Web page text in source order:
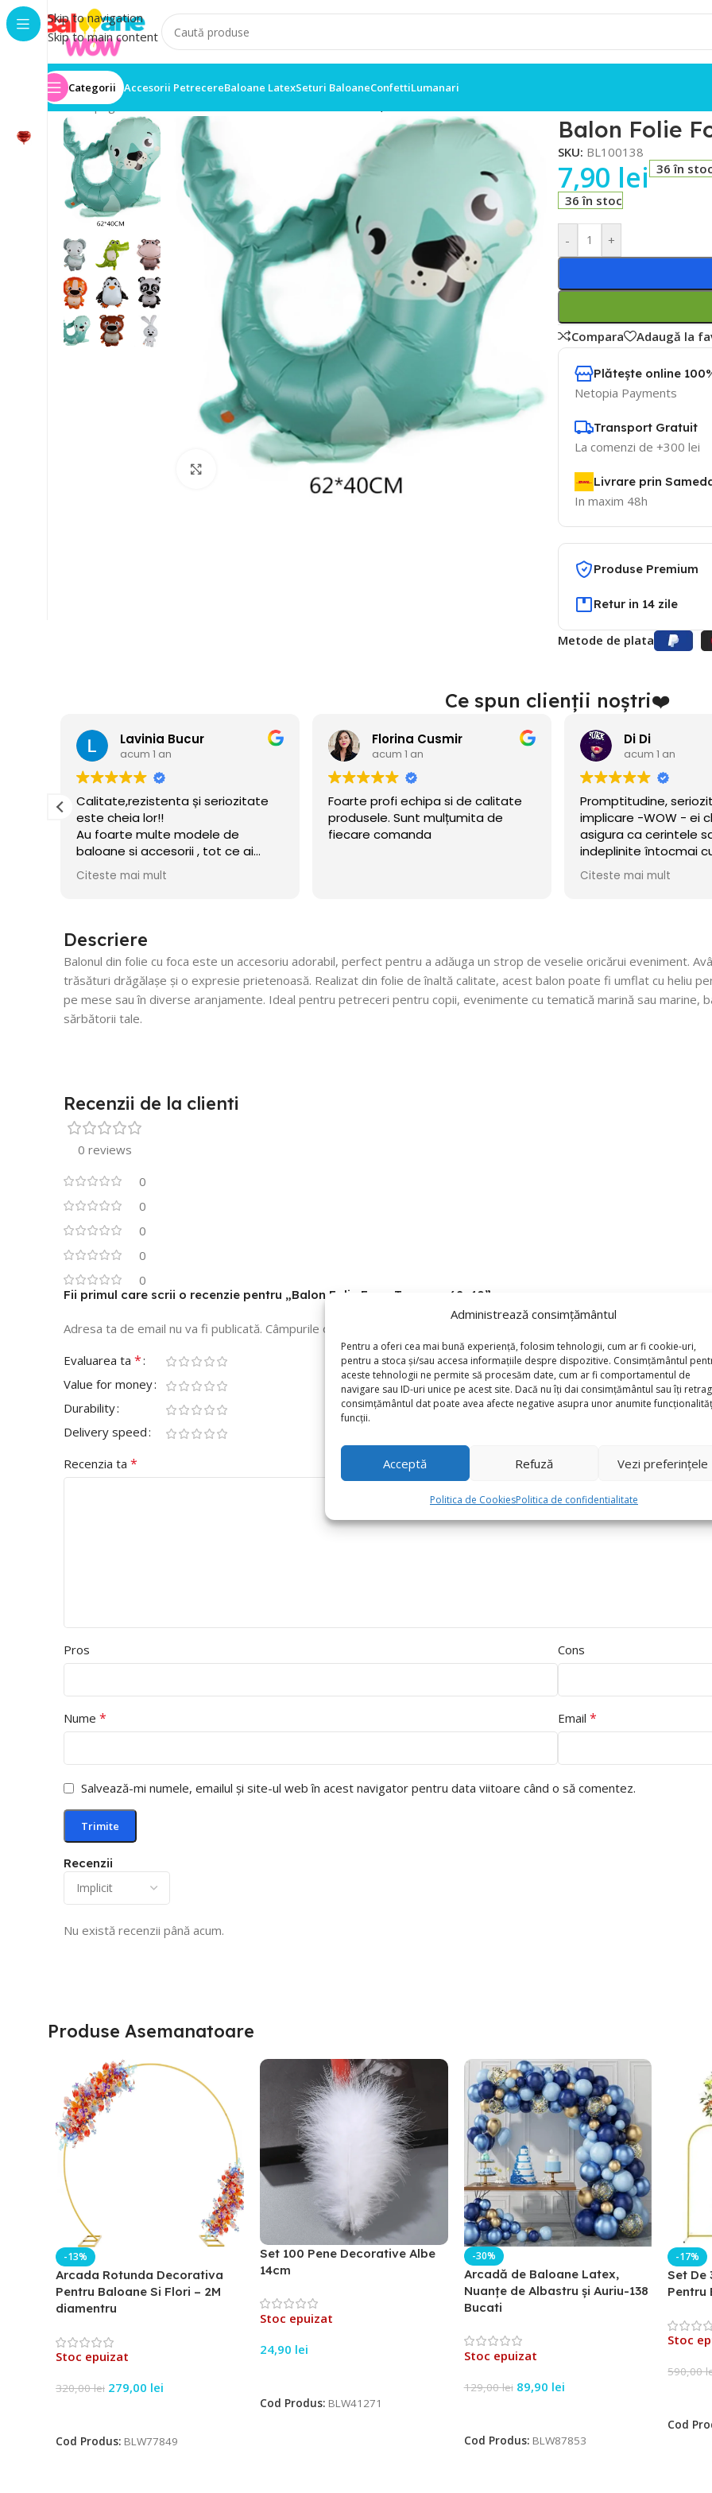
Administrează consimțământul
Pentru a oferi cea mai bună experiență, folosim tehnologii, cum ar fi cookie-uri,
pentru a stoca și/sau accesa informațiile despre dispozitive. Consimțământul
aceste tehnologii ne permite să procesăm date, cum ar fi comportamentul de
navigare sau ID-uri unice pe acest site. Dacă nu îți dai consimțământul sau îți
consimțământul dat poate avea afecte negative asupra unor anumite
funcții.
Acceptă Refuză Vezi preferințele
Politica de CookiesPolitica de confidentialitate
Skip to navigation
Skip to main content
Categorii Accesorii PetrecereBaloane LatexSeturi BaloaneConfettiLumanari
Prima pagină
Faceți click pentru a mări
Balon Folie
SKU: BL100138
7,90 lei
36 în stoc
36 în stoc
- +
Compara Adaugă la
Plătește online
Netopia Payments
Transport Gratuit
La comenzi de +300 lei
Livrare prin
In maxim 48h
Produse Premium
Retur in 14 zile
Metode de plata
Ce spun clienții noștri❤️
Lavinia Bucur
acum 1 an
Calitate,rezistenta și seriozitate
este cheia lor!!
Au foarte multe modele de
baloane si accesorii , tot ce ai
nevoie pentru petrecerea celui
mic!! Am și acum baloane umflate
Citeste mai mult
Florina Cusmir
acum 1 an
Foarte profi echipa si de calitate
produsele. Sunt mulțumita de
fiecare comanda
Di Di
acum 1 an
Promptitudine,
implicare -WOW - ei
asigura ca cerintele
indeplinite întocmai
cerut!
Citeste mai mult
Descriere
Balonul din folie cu foca este un accesoriu adorabil, perfect pentru a adăuga un strop de veselie oricărui eveniment.
trăsături drăgălașe și o expresie prietenoasă. Realizat din folie de înaltă calitate, acest balon poate fi umflat cu heliu
pe mese sau în diverse aranjamente. Ideal pentru petreceri pentru copii, evenimente cu tematică marină sau marine,
sărbătorii tale.
Recenzii de la clienti
0 reviews
0
0
0
0
0
Recenzii
Nu există recenzii până acum.
Fii primul care scrii o recenzie pentru „Balon Folie Foca Turcoaz ,62×40”
Adresa ta de email nu va fi publicată. Câmpurile obligatorii sunt marcate cu
Evaluarea ta *
Value for money
Durability
Delivery speed
Recenzia ta *
Pros Cons
Nume * Email *
Salvează-mi numele, emailul și site-ul web în acest navigator pentru data viitoare când o să comentez.
Produse Asemanatoare
-13%
Arcada Rotunda Decorativa
Pentru Baloane Si Flori – 2M
diamentru
Stoc epuizat
320,00lei 279,00 lei
Cod Produs: BLW77849
Set 100 Pene Decorative Albe
14cm
Stoc epuizat
24,90 lei
Cod Produs: BLW41271
-30%
Arcadă de Baloane Latex,
Nuanțe de Albastru și Auriu-138
Bucati
Stoc epuizat
129,00lei 89,90 lei
Cod Produs: BLW87853
-17%
Set De
Pentru
Stoc
590,00
Cod